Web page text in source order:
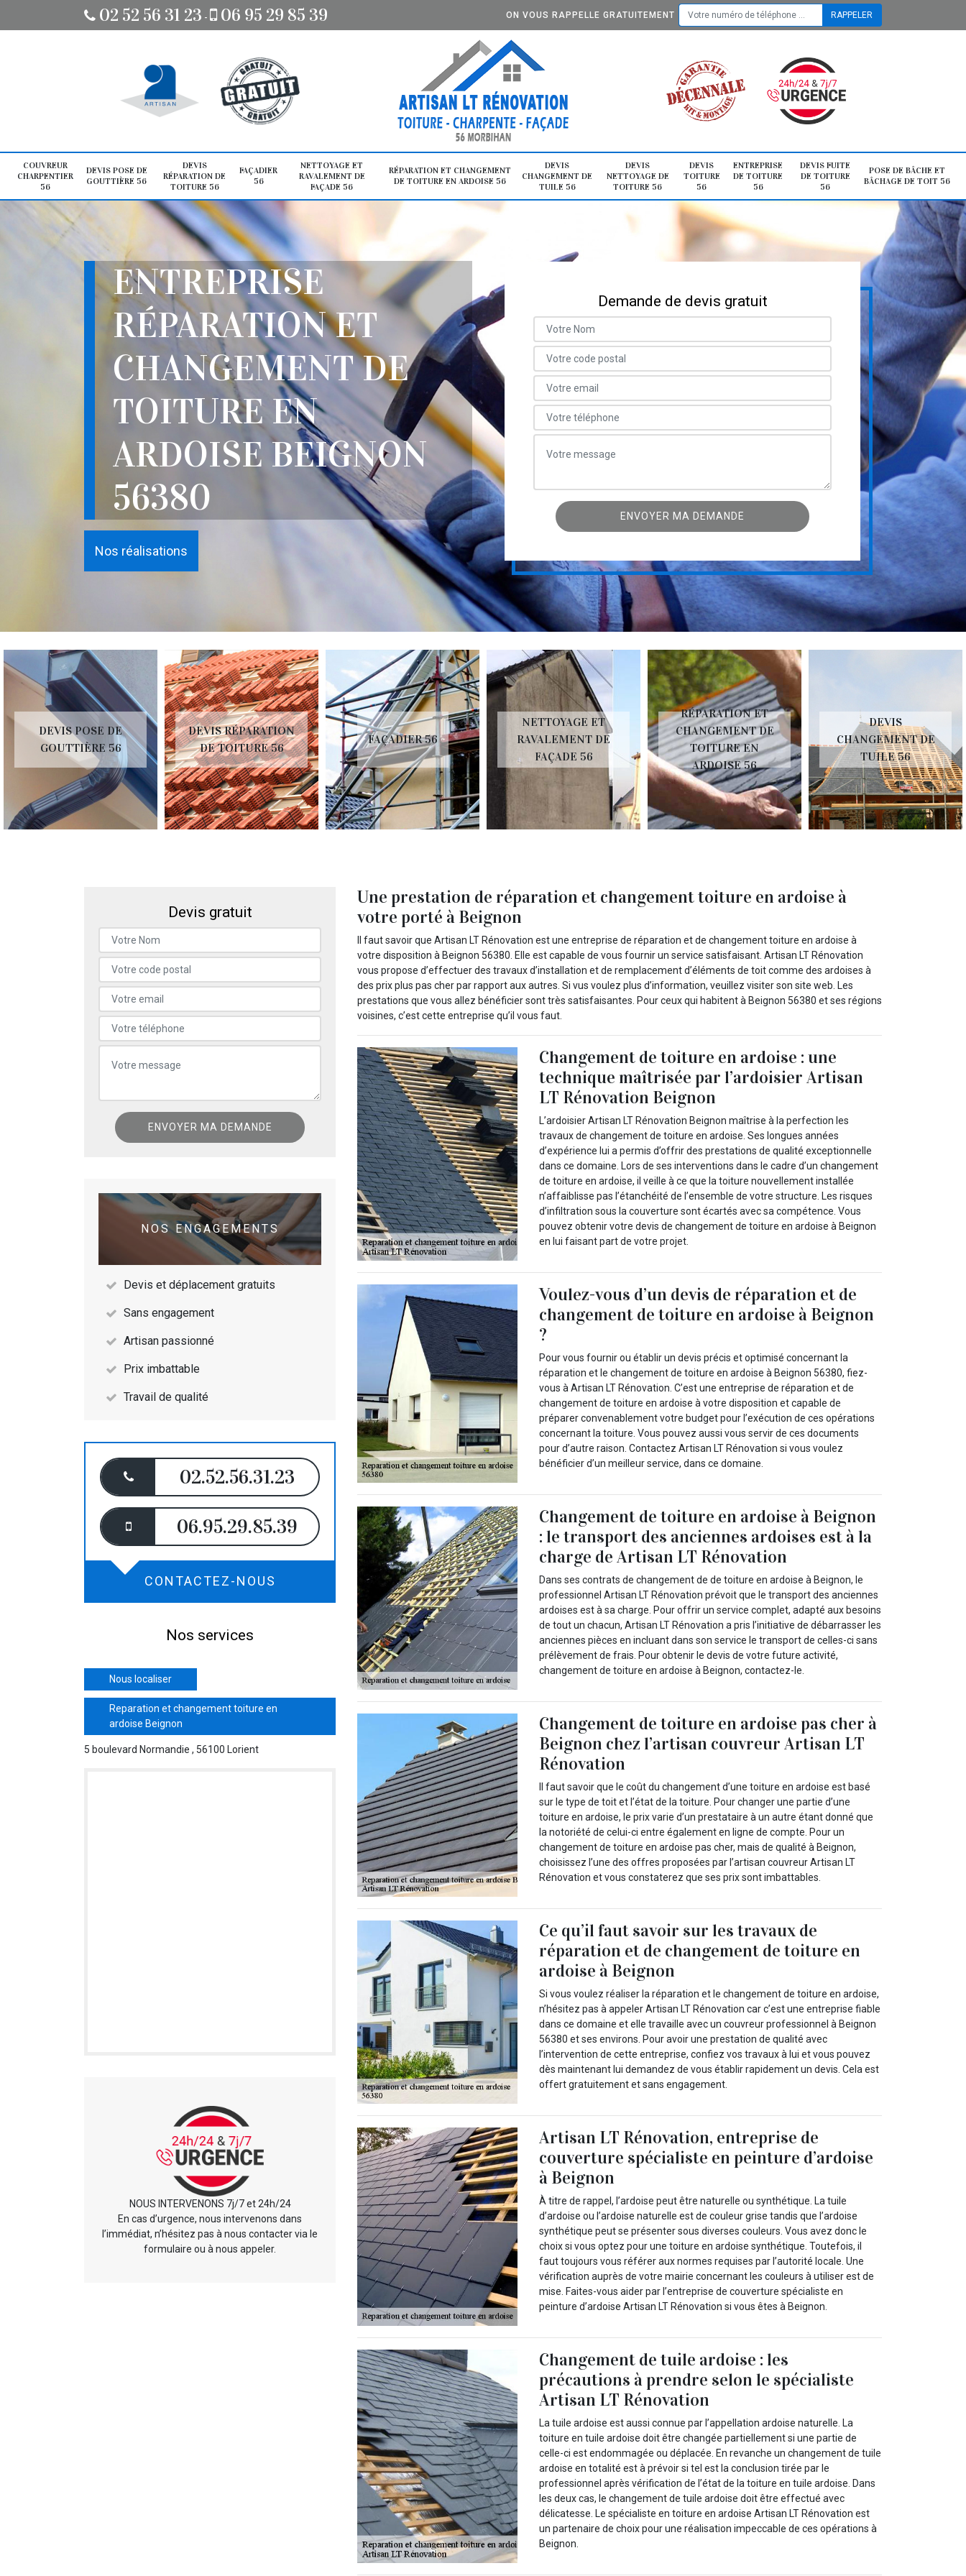
02 52 56 31 23 - 06 95 29 85 39 ON VOUS RAPPELLE GRATUITEMENT
COUVREUR
CHARPENTIER
56
DEVIS POSE DE
GOUTTIÈRE 56
DEVIS
RÉPARATION DE
TOITURE 56
FAÇADIER
56
NETTOYAGE ET
RAVALEMENT DE
FAÇADE 56
RÉPARATION ET CHANGEMENT
DE TOITURE EN ARDOISE 56
DEVIS
CHANGEMENT DE
TUILE 56
DEVIS
NETTOYAGE DE
TOITURE 56
DEVIS
TOITURE
56
ENTREPRISE
DE TOITURE
56
DEVIS FUITE
DE TOITURE
56
POSE DE BÂCHE ET
BÂCHAGE DE TOIT 56
ENTREPRISE
RÉPARATION ET
CHANGEMENT DE
TOITURE EN
ARDOISE BEIGNON
56380
Nos réalisations
Demande de devis gratuit
DEVIS POSE DE
GOUTTIÈRE 56
DEVIS RÉPARATION
DE TOITURE 56
FAÇADIER 56
NETTOYAGE ET
RAVALEMENT DE
FAÇADE 56
RÉPARATION ET
CHANGEMENT DE
TOITURE EN
ARDOISE 56
DEVIS
CHANGEMENT DE
TUILE 56
Devis gratuit
NOS ENGAGEMENTS
Devis et déplacement gratuits
Sans engagement
Artisan passionné
Prix imbattable
Travail de qualité
02.52.56.31.23
06.95.29.85.39
CONTACTEZ-NOUS
Nos services
Nous localiser
Reparation et changement toiture en
ardoise Beignon
5 boulevard Normandie , 56100 Lorient
NOUS INTERVENONS 7j/7 et 24h/24
En cas d’urgence, nous intervenons dans
l’immédiat, n’hésitez pas à nous contacter via le
formulaire ou à nous appeler.
Une prestation de réparation et changement toiture en ardoise à
votre porté à Beignon
Il faut savoir que Artisan LT Rénovation est une entreprise de réparation et de changement toiture en ardoise à
votre disposition à Beignon 56380. Elle est capable de vous fournir un service satisfaisant. Artisan LT Rénovation
vous propose d’effectuer des travaux d’installation et de remplacement d’éléments de toit comme des ardoises à
des prix plus pas cher par rapport aux autres. Si vus voulez plus d’information, veuillez visiter son site web. Les
prestations que vous allez bénéficier sont très satisfaisantes. Pour ceux qui habitent à Beignon 56380 et ses régions
voisines, c’est cette entreprise qu’il vous faut.
Changement de toiture en ardoise : une
technique maîtrisée par l’ardoisier Artisan
LT Rénovation Beignon
L’ardoisier Artisan LT Rénovation Beignon maîtrise à la perfection les
travaux de changement de toiture en ardoise. Ses longues années
d’expérience lui a permis d’offrir des prestations de qualité exceptionnelle
dans ce domaine. Lors de ses interventions dans le cadre d’un changement
de toiture en ardoise, il veille à ce que la toiture nouvellement installée
n’affaiblisse pas l’étanchéité de l’ensemble de votre structure. Les risques
d’infiltration sous la couverture sont écartés avec sa compétence. Vous
pouvez obtenir votre devis de changement de toiture en ardoise à Beignon
en lui faisant part de votre projet.
Voulez-vous d’un devis de réparation et de
changement de toiture en ardoise à Beignon
?
Pour vous fournir ou établir un devis précis et optimisé concernant la
réparation et le changement de toiture en ardoise à Beignon 56380, fiez-
vous à Artisan LT Rénovation. C’est une entreprise de réparation et de
changement de toiture en ardoise à votre disposition et capable de
préparer convenablement votre budget pour l’exécution de ces opérations
concernant la toiture. Vous pouvez aussi vous servir de ces documents
pour d’autre raison. Contactez Artisan LT Rénovation si vous voulez
bénéficier d’un meilleur service, dans ce domaine.
Changement de toiture en ardoise à Beignon
: le transport des anciennes ardoises est à la
charge de Artisan LT Rénovation
Dans ses contrats de changement de de toiture en ardoise à Beignon, le
professionnel Artisan LT Rénovation prévoit que le transport des anciennes
ardoises est à sa charge. Pour offrir un service complet, adapté aux besoins
de tout un chacun, Artisan LT Rénovation a pris l’initiative de débarrasser les
anciennes pièces en incluant dans son service le transport de celles-ci sans
prélèvement de frais. Pour obtenir le devis de votre future activité,
changement de toiture en ardoise à Beignon, contactez-le.
Changement de toiture en ardoise pas cher à
Beignon chez l’artisan couvreur Artisan LT
Rénovation
Il faut savoir que le coût du changement d’une toiture en ardoise est basé
sur le type de toit et l’état de la toiture. Pour changer une partie d’une
toiture en ardoise, le prix varie d’un prestataire à un autre étant donné que
la notoriété de celui-ci entre également en ligne de compte. Pour un
changement de toiture en ardoise pas cher, mais de qualité à Beignon,
choisissez l’une des offres proposées par l’artisan couvreur Artisan LT
Rénovation et vous constaterez que ses prix sont imbattables.
Ce qu’il faut savoir sur les travaux de
réparation et de changement de toiture en
ardoise à Beignon
Si vous voulez réaliser la réparation et le changement de toiture en ardoise,
n’hésitez pas à appeler Artisan LT Rénovation car c’est une entreprise fiable
dans ce domaine et elle travaille avec un couvreur professionnel à Beignon
56380 et ses environs. Pour avoir une prestation de qualité avec
l’intervention de cette entreprise, confiez vos travaux à lui et vous pouvez
dès maintenant lui demandez de vous établir rapidement un devis. Cela est
offert gratuitement et sans engagement.
Artisan LT Rénovation, entreprise de
couverture spécialiste en peinture d’ardoise
à Beignon
À titre de rappel, l’ardoise peut être naturelle ou synthétique. La tuile
d’ardoise ou l’ardoise naturelle est de couleur grise tandis que l’ardoise
synthétique peut se présenter sous diverses couleurs. Vous avez donc le
choix si vous optez pour une toiture en ardoise synthétique. Toutefois, il
faut toujours vous référer aux normes requises par l’autorité locale. Une
vérification auprès de votre mairie concernant les couleurs à utiliser est de
mise. Faites-vous aider par l’entreprise de couverture spécialiste en
peinture d’ardoise Artisan LT Rénovation si vous êtes à Beignon.
Changement de tuile ardoise : les
précautions à prendre selon le spécialiste
Artisan LT Rénovation
La tuile ardoise est aussi connue par l’appellation ardoise naturelle. La
toiture en tuile ardoise doit être changée partiellement si une partie de
celle-ci est endommagée ou déplacée. En revanche un changement de tuile
ardoise en totalité est à prévoir si tel est la conclusion tirée par le
professionnel après vérification de l’état de la toiture en tuile ardoise. Dans
les deux cas, le changement de tuile ardoise doit être effectué avec
délicatesse. Le spécialiste en toiture en ardoise Artisan LT Rénovation est
un partenaire de choix pour une réalisation impeccable de ces opérations à
Beignon.